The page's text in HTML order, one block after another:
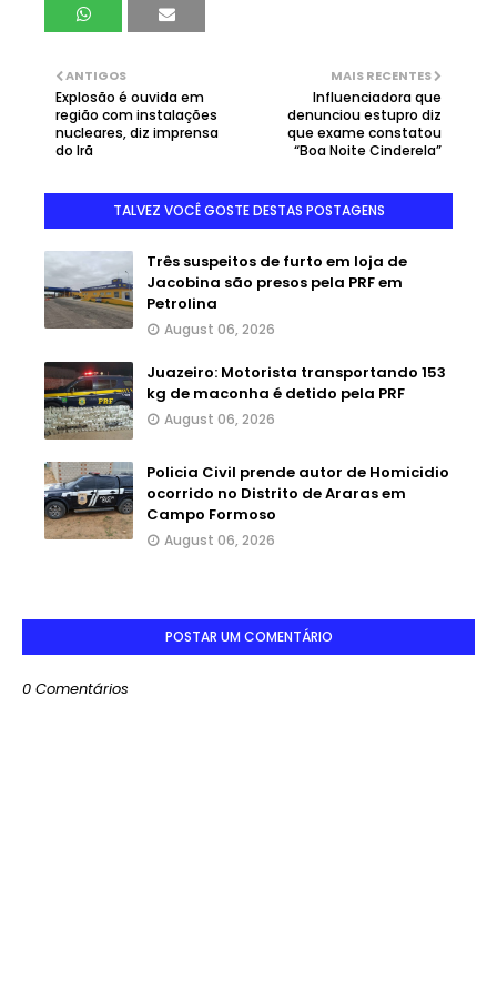
MAIS RECENTES
Influenciadora que
denunciou estupro diz
que exame constatou
“Boa Noite Cinderela”
ANTIGOS
Explosão é ouvida em
região com instalações
nucleares, diz imprensa
do Irã
TALVEZ VOCÊ GOSTE DESTAS POSTAGENS
Três suspeitos de furto em loja de
Jacobina são presos pela PRF em
Petrolina
August 06, 2026
Juazeiro: Motorista transportando 153
kg de maconha é detido pela PRF
August 06, 2026
Policia Civil prende autor de Homicidio
ocorrido no Distrito de Araras em
Campo Formoso
August 06, 2026
POSTAR UM COMENTÁRIO
0 Comentários